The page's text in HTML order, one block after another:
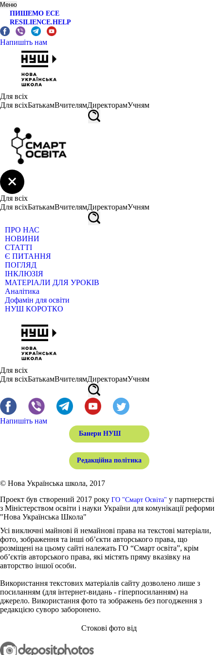
Меню
ПИШЕМО ЕСЕ
RESILIENCE.HELP
Напишіть нам
Для всіх
Для всіхБатькамВчителямДиректорамУчням
Для всіх
Для всіхБатькамВчителямДиректорамУчням
ПРО НАС
НОВИНИ
СТАТТІ
Є ПИТАННЯ
ПОГЛЯД
ІНКЛЮЗІЯ
МАТЕРІАЛИ ДЛЯ УРОКІВ
Аналітика
Дофамін для освіти
НУШ КОРОТКО
Для всіх
Для всіхБатькамВчителямДиректорамУчням
Напишіть нам
Банери НУШ
Редакційна політика
© Нова Українська школа, 2017
Проект був створений 2017 року ГО "Смарт Освіта" у партнерстві
з Міністерством освіти і науки України для комунікації реформи
"Нова Українська Школа"
Усі виключні майнові й немайнові права на текстові матеріали,
фото, зображення та інші об’єкти авторського права, що
розміщені на цьому сайті належать ГО “Смарт освіта”, крім
об’єктів авторського права, які містять пряму вказівку на
авторство іншої особи.
Використання текстових матеріалів сайту дозволено лише з
посиланням (для інтернет-видань - гіперпосиланням) на
джерело. Використання фото та зображень без погодження з
редакцією суворо заборонено.
Стокові фото від